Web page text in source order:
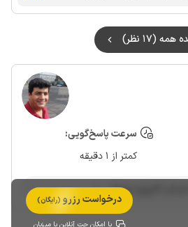
میزبانی شما و خانواده محترمتان را
(17 نظر)
سرعت پاسخ‌گویی:
کمتر از 1 دقیقه
کاربری میزبان
درخواست رزرو (رایگان)
با امکان چت آنلاین با میزبان